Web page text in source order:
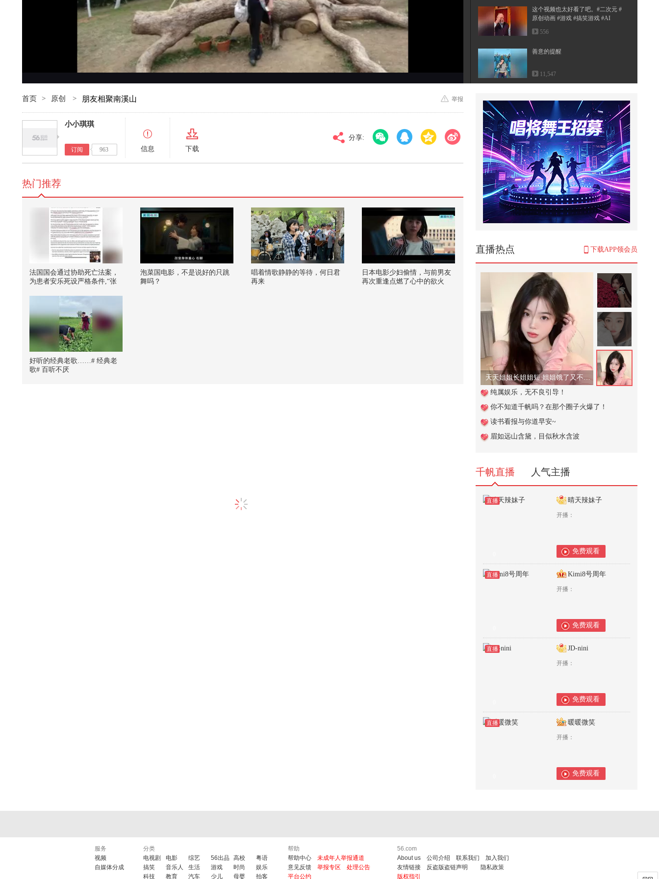
标清 倍速
对比度
这个视频也太好看了吧。#二次元 #
原创动画 #游戏 #搞笑游戏 #AI
556
善意的提醒
11,547
吃上心心念念的空心菜了！！！！
螺...
216
狮王被咬断脊椎和尾巴。最终被胡
狼和秃鹫吃掉
697
爆笑拼凑五官游戏，是怎么做到每
张脸都奇形怪状呢？
16,565
好听的话别当真，难听的话别走
这狗太嚣张，就是欠揍#搞笑配音 #
搞笑视频 #搞笑视频配音
1,069
#瞭望台海#登上访华专机前，特朗
普留下一句话，在美国引起众怒
32,010
#一不小心就潮了 【一镜解锁潮生
活】欢迎收看本宝宝在广州和@晒
小...
237
中国人的辈分到底有多乱 @张朝阳
28,488
贵阳深巷里的重庆老火锅。#好好
吃饭大赛 @搜狐美食家
首页 > 原创 > 朋友相聚南溪山 举报
小小琪琪
订阅 963 信息 下载
分享:
直播热点 下载APP领会员
天天姐姐长姐姐短 姐姐饿了又不管！
纯属娱乐，无不良引导！
你不知道千帆吗？在那个圈子火爆了！
读书看报与你道早安~
眉如远山含黛，目似秋水含波
千帆直播 人气主播
直播 晴天辣妹子
开播：
免费观看
直播 Kimi8号周年
开播：
免费观看
直播 JD-nini
开播：
免费观看
直播 暖暖微笑
开播：
免费观看
热门推荐
法国国会通过协助死亡法案，
为患者安乐死设严格条件,“张
泡菜国电影，不是说好的只跳
舞吗？
唱着情歌静静的等待，何日君
再来
日本电影少妇偷情，与前男友
再次重逢点燃了心中的欲火
好听的经典老歌……# 经典老
歌# 百听不厌
服务
视频
自媒体分成
分类
电视剧
电影 综艺 56出品 高校
粤语
搞笑
音乐人 生活 游戏 时尚
娱乐
科技
教育 汽车 少儿 母婴 拍客
帮助
帮助中心
未成年人举报通道
意见反馈
举报专区
处理公告
平台公约
56.com
About us
公司介绍 联系我们
加入我们
友情链接
反盗版盗链声明
隐私政策
版权指引